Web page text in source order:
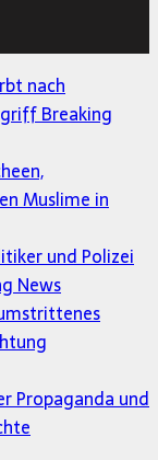
nach
Breaking
Muslime in
und Polizei
News
Propaganda und